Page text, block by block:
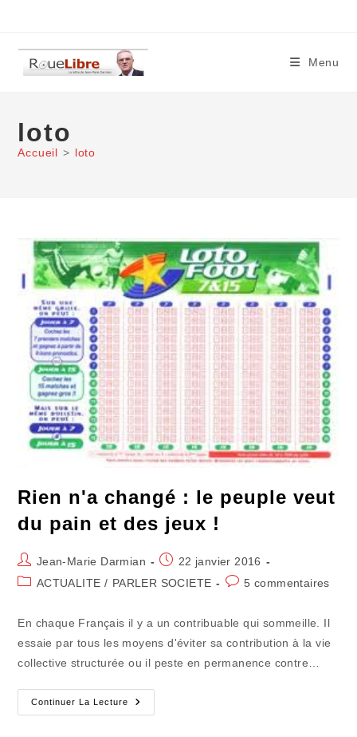
content
Menu
loto
Accueil > loto
Rien n'a changé : le peuple veut
du pain et des jeux !
Auteur/autrice
de
Jean-Marie Darmian
Publication
publiée :
22 janvier 2016
PostACTUALITE / PARLER SOCIETE
Commentaires
publication :
5 commentaires
En chaque Français il y a un contribuable qui sommeille. Il
essaie par tous les moyens d'éviter sa contribution à la vie
collective structurée ou il peste en permanence contre…
Continuer La Lecture
Rien
N'a